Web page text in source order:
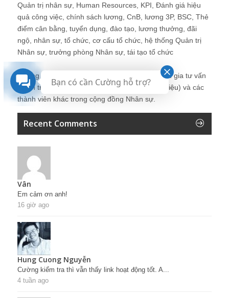
Quản trị nhân sự, Human Resources, KPI, Đánh giá hiệu
quả công việc, chính sách lương, CnB, lương 3P, BSC, Thẻ
điểm cân bằng, tuyển dụng, đào tạo, lương thưởng, đãi
ngộ, nhân sự, tổ chức, cơ cấu tổ chức, hệ thống Quản trị
Nhân sự, trưởng phòng Nhân sự, tái tạo tổ chức
Những bài viết tại blog được chia sẻ bởi chuyên gia tư vấn
Quản trị Nhân sự Nguyễn Hùng Cường (giới thiệu) và các
thành viên khác trong cộng đồng Nhân sự.
Recent Comments
Vân
Em cảm ơn anh!
16 giờ ago
Hung Cuong Nguyễn
Cường kiểm tra thì vẫn thấy link hoạt động tốt. A...
4 tuần ago
Bạn có cần Cường hỗ trợ?